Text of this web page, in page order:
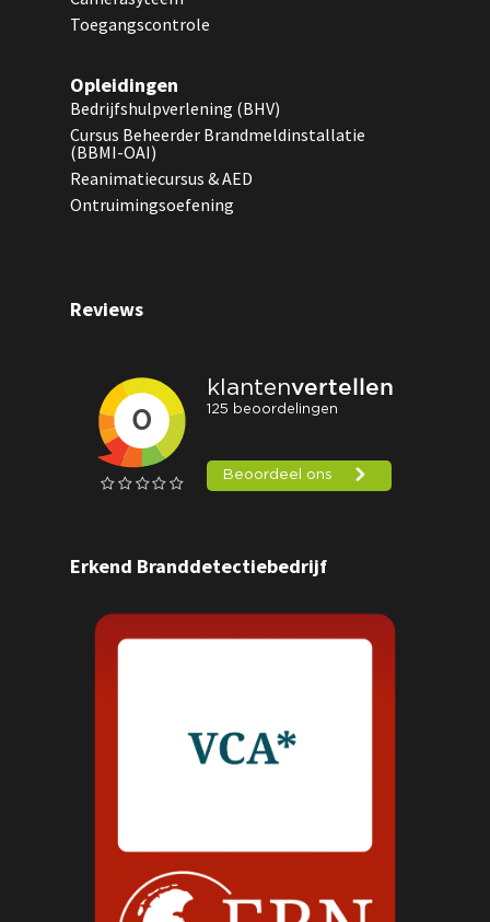
Toegangscontrole
Opleidingen
Bedrijfshulpverlening (BHV)
Cursus Beheerder Brandmeldinstallatie
(BBMI-OAI)
Reanimatiecursus & AED
Ontruimingsoefening
Reviews
Erkend Branddetectiebedrijf